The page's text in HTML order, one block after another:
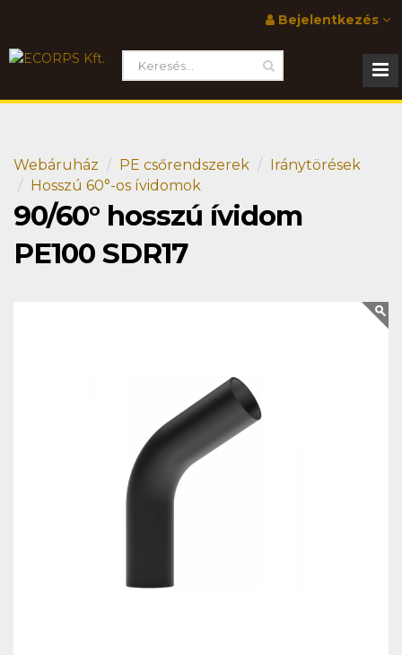
Bejelentkezés
Webáruház PE csőrendszerek
Iránytörések
Hosszú 60°-os ívidomok
90/60° hosszú ívidom
PE100 SDR17